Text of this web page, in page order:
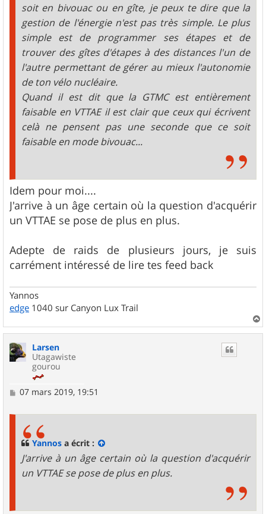
soit en bivouac ou en gîte, je peux te dire que la
gestion de l'énergie n'est pas très simple. Le plus
simple est de programmer ses étapes et de
trouver des gîtes d'étapes à des distances l'un de
l'autre permettant de gérer au mieux l'autonomie
de ton vélo nucléaire.
Quand il est dit que la GTMC est entièrement
faisable en VTTAE il est clair que ceux qui écrivent
celà ne pensent pas une seconde que ce soit
faisable en mode bivouac...
Idem pour moi....
J'arrive à un âge certain où la question d'acquérir
un VTTAE se pose de plus en plus.
Adepte de raids de plusieurs jours, je suis
carrément intéressé de lire tes feed back
Yannos
edge 1040 sur Canyon Lux Trail
a
Larsen
Utagawiste
gourou
M
07 mars 2019, 19:51
Yannos a écrit :
J'arrive à un âge certain où la question d'acquérir
un VTTAE se pose de plus en plus.